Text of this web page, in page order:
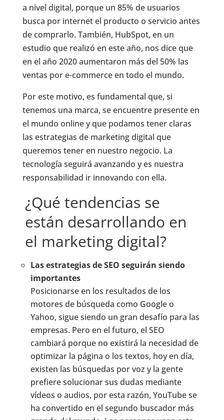
a nivel digital, porque un 85% de usuarios
busca por internet el producto o servicio antes
de comprarlo. También, HubSpot, en un
estudio que realizó en este año, nos dice que
en el año 2020 aumentaron más del 50% las
ventas por e-commerce en todo el mundo.
Por este motivo, es fundamental que, si
tenemos una marca, se encuentre presente en
el mundo online y que podamos tener claras
las estrategias de marketing digital que
queremos tener en nuestro negocio. La
tecnología seguirá avanzando y es nuestra
responsabilidad ir innovando con ella.
¿Qué tendencias se
están desarrollando en
el marketing digital?
Las estrategias de SEO seguirán siendo
importantes
Posicionarse en los resultados de los
motores de búsqueda como Google o
Yahoo, sigue siendo un gran desafío para las
empresas. Pero en el futuro, el SEO
cambiará porque no existirá la necesidad de
optimizar la página o los textos, hoy en día,
existen las búsquedas por voz y la gente
prefiere solucionar sus dudas mediante
vídeos o audios, por esta razón, YouTube se
ha convertido en el segundo buscador más